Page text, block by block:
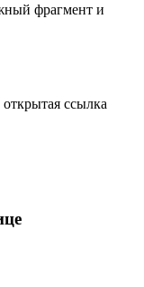
фрагмент и
ссылка